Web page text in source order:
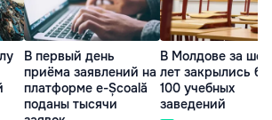
В первый день
приёма заявлений на
платформе e-Școală
поданы тысячи
В Молдове за
лет закрылись
100 учебных
заведений